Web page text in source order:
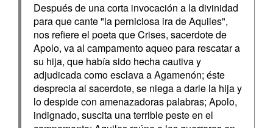
Después de una corta invocación a la divinidad
para que cante "la perniciosa ira de Aquiles",
nos refiere el poeta que Crises, sacerdote de
Apolo, va al campamento aqueo para rescatar a
su hija, que había sido hecha cautiva y
adjudicada como esclava a Agamenón; éste
desprecia al sacerdote, se niega a darle la hija y
lo despide con amenazadoras palabras; Apolo,
indignado, suscita una terrible peste en el